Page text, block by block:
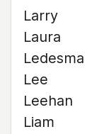
Larry
Laura
Ledesma
Lee
Leehan
Liam